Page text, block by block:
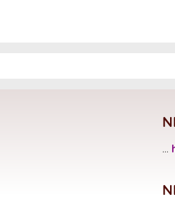
...